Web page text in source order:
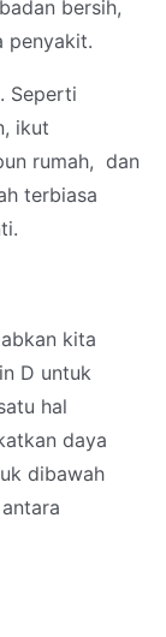
bersih,
penyakit.
Seperti
ikut
rumah, dan
terbiasa
kita
D untuk
hal
daya
dibawah